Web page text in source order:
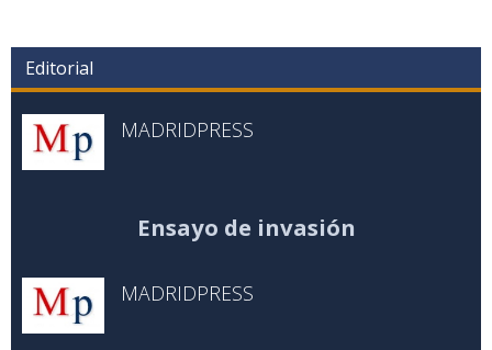
Editorial
MADRIDPRESS
Ensayo de invasión
MADRIDPRESS